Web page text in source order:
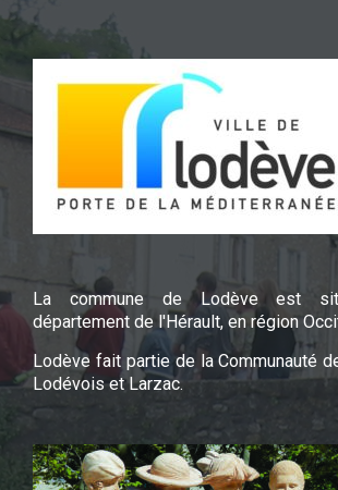
La commune de Lodève est
département de l'Hérault, en région
Lodève fait partie de la Communauté
Lodévois et Larzac.